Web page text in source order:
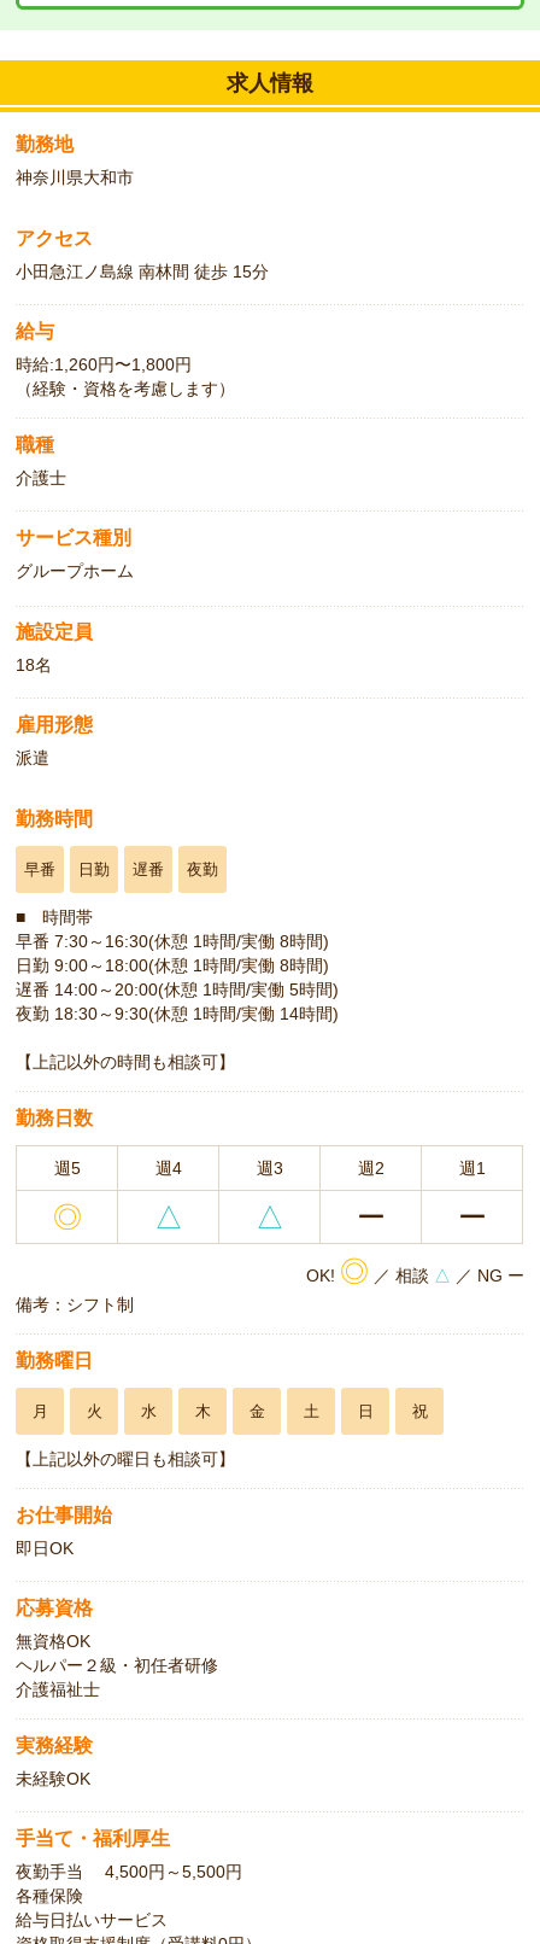
求人情報
勤務地
神奈川県大和市
アクセス
小田急江ノ島線 南林間 徒歩 15分
給与
時給:1,260円〜1,800円
（経験・資格を考慮します）
職種
介護士
サービス種別
グループホーム
施設定員
18名
雇用形態
派遣
勤務時間
早番 日勤 遅番 夜勤
■ 時間帯
早番 7:30～16:30(休憩 1時間/実働 8時間)
日勤 9:00～18:00(休憩 1時間/実働 8時間)
遅番 14:00～20:00(休憩 1時間/実働 5時間)
夜勤 18:30～9:30(休憩 1時間/実働 14時間)
【上記以外の時間も相談可】
勤務日数
週5 週4 週3 週2 週1
◎ △ △ ー ー
OK! ◎ ／ 相談 △ ／ NG ー
備考：シフト制
勤務曜日
月 火 水 木 金 土 日 祝
【上記以外の曜日も相談可】
お仕事開始
即日OK
応募資格
無資格OK
ヘルパー２級・初任者研修
介護福祉士
実務経験
未経験OK
手当て・福利厚生
夜勤手当 4,500円～5,500円
各種保険
給与日払いサービス